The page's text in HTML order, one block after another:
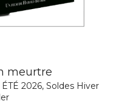
meurtre
2026, Soldes Hiver
– 2 DVD